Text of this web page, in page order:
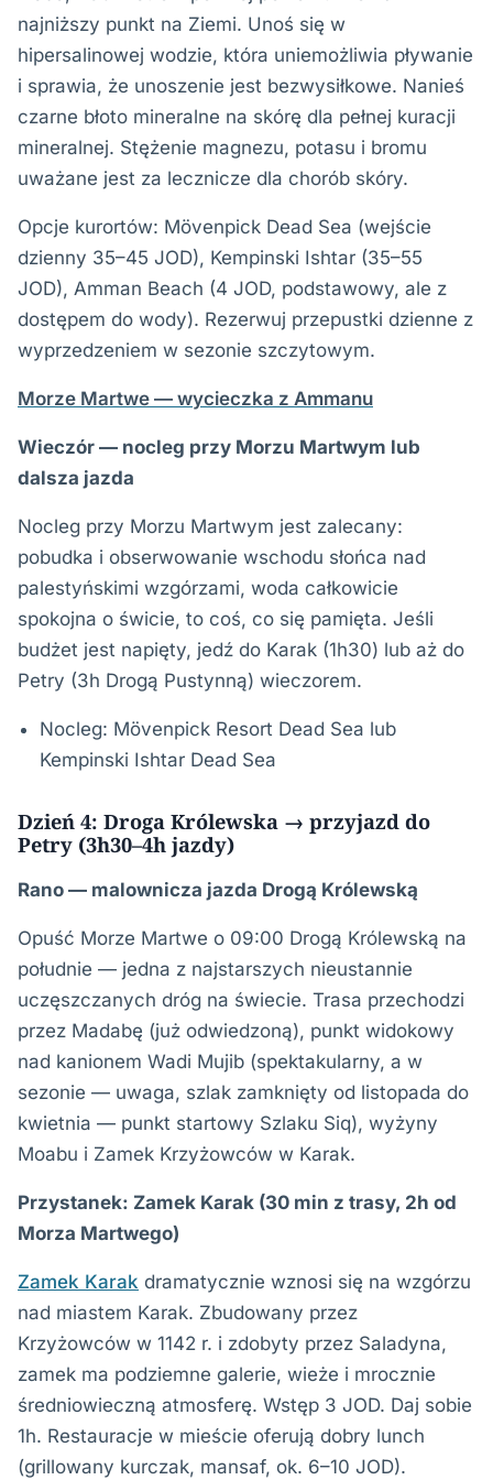
najniższy punkt na Ziemi. Unoś się w
hipersalinowej wodzie, która uniemożliwia pływanie
i sprawia, że unoszenie jest bezwysiłkowe. Nanieś
czarne błoto mineralne na skórę dla pełnej kuracji
mineralnej. Stężenie magnezu, potasu i bromu
uważane jest za lecznicze dla chorób skóry.
Opcje kurortów: Mövenpick Dead Sea (wejście
dzienny 35–45 JOD), Kempinski Ishtar (35–55
JOD), Amman Beach (4 JOD, podstawowy, ale z
dostępem do wody). Rezerwuj przepustki dzienne z
wyprzedzeniem w sezonie szczytowym.
Morze Martwe — wycieczka z Ammanu
Wieczór — nocleg przy Morzu Martwym lub
dalsza jazda
Nocleg przy Morzu Martwym jest zalecany:
pobudka i obserwowanie wschodu słońca nad
palestyńskimi wzgórzami, woda całkowicie
spokojna o świcie, to coś, co się pamięta. Jeśli
budżet jest napięty, jedź do Karak (1h30) lub aż do
Petry (3h Drogą Pustynną) wieczorem.
Nocleg: Mövenpick Resort Dead Sea lub
Kempinski Ishtar Dead Sea
Dzień 4: Droga Królewska → przyjazd do
Petry (3h30–4h jazdy)
Rano — malownicza jazda Drogą Królewską
Opuść Morze Martwe o 09:00 Drogą Królewską na
południe — jedna z najstarszych nieustannie
uczęszczanych dróg na świecie. Trasa przechodzi
przez Madabę (już odwiedzoną), punkt widokowy
nad kanionem Wadi Mujib (spektakularny, a w
sezonie — uwaga, szlak zamknięty od listopada do
kwietnia — punkt startowy Szlaku Siq), wyżyny
Moabu i Zamek Krzyżowców w Karak.
Przystanek: Zamek Karak (30 min z trasy, 2h od
Morza Martwego)
Zamek Karak dramatycznie wznosi się na wzgórzu
nad miastem Karak. Zbudowany przez
Krzyżowców w 1142 r. i zdobyty przez Saladyna,
zamek ma podziemne galerie, wieże i mrocznie
średniowieczną atmosferę. Wstęp 3 JOD. Daj sobie
1h. Restauracje w mieście oferują dobry lunch
(grillowany kurczak, mansaf, ok. 6–10 JOD).